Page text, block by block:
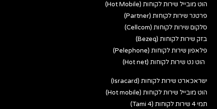
הוט מובייל שירות לקוחות (Hot Mobile)
פרטנר שירות לקוחות (Partner)
סלקום שירות לקוחות (Cellcom)
בזק שירות לקוחות (Bezeq)
פלאפון שירות לקוחות (Pelephone)
הוט נט שירות לקוחות (Hot net)
ישראכארט שירות לקוחות (Isracard)
הוט מובייל שירות לקוחות (Hot mobile)
תמי 4 שירות לקוחות (Tami 4)